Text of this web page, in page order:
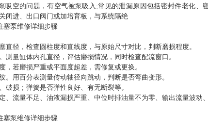
空的问题，有空气被泵吸入;常见的泄漏原因包括密封件老化、
闭进、出口阀门或加培育板，与系统隔绝
径，检查圆柱度和直线度，与原始尺寸对比，判断磨损程度。
量缸体内孔直径，评估磨损情况，同时检查配流窗口。
若磨损严重或平面度超差，需修复或更换。
用百分表测量传动轴径向跳动，判断是否弯曲变形。
损；弹簧是否弹性良好、有无断裂等。
流量不足、油液漏损严重、中位时排油量不为零、输出流量波动